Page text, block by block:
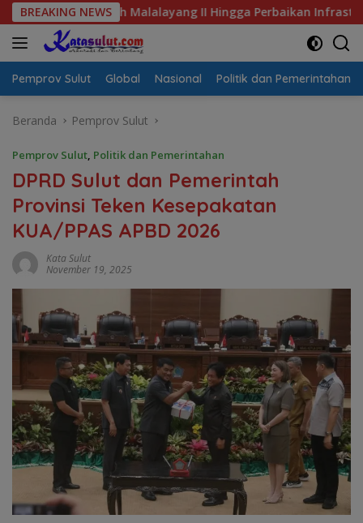
Langsung
ke
konten
BREAKING NEWS
Malalayang II Hingga Perbaikan Infrastruktur Jalan
Pemprov Sulut Global Nasional Politik dan Pemerintahan
Beranda Pemprov Sulut
Pemprov Sulut, Politik dan Pemerintahan
DPRD Sulut dan Pemerintah
Provinsi Teken Kesepakatan
KUA/PPAS APBD 2026
Kata Sulut
November 19, 2025